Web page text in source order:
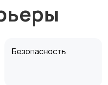
Безопасность